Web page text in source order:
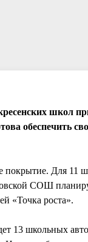
школ
обеспечить
покрытие. Для 11
СОШ
«Точка роста».
13 школьных